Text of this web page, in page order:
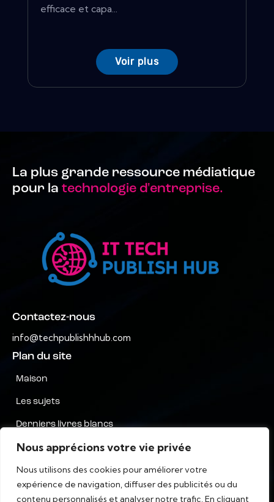
Nous apprécions votre vie privée
Nous utilisons des cookies pour améliorer votre
expérience de navigation, diffuser des publicités ou du
contenu personnalisés et analyser notre trafic. En cliquant
efficace et capa...
Voir plus
La plus grande ressource médiatique
pour la technologie d'entreprise.
Contactez-nous
info@techpublishhhub.com
Plan du site
Maison
Les sujets
Derniers livres blancs
Entreprises de A à Z
Contactez-nous